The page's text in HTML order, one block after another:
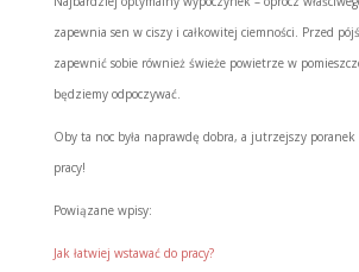
zapewnia sen w ciszy i całkowitej ciemności. Przed
zapewnić sobie również świeże powietrze w
będziemy odpoczywać.
Oby ta noc była naprawdę dobra, a jutrzejszy poranek
pracy!
Powiązane wpisy:
Jak łatwiej wstawać do pracy?